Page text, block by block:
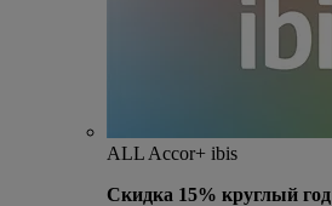
ALL Accor+ ibis
Скидка 15% круглый год